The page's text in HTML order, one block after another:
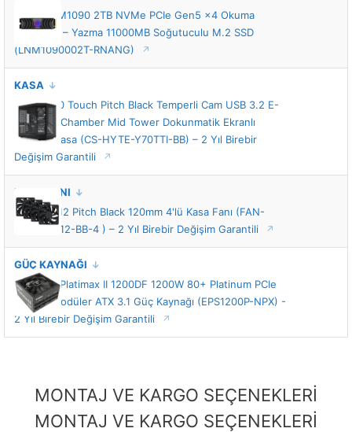
Lexar LNM1090 2TB NVMe PCIe Gen5 x4 Okuma
12000MB – Yazma 11000MB Soğutuculu M.2 SSD
(LNM1090002T-RNANG)
KASA
HYTE Y70 Touch Pitch Black Temperli Cam USB 3.2 E-
ATX Dual Chamber Mid Tower Dokunmatik Ekranlı
Gaming Kasa (CS-HYTE-Y70TTI-BB) – 2 Yıl Birebir
Değişim Garantili
KASA FANI
HYTE FA12 Pitch Black 120mm 4'lü Kasa Fanı (FAN-
HYTE-FA12-BB-4 ) – 2 Yıl Birebir Değişim Garantili
GÜÇ KAYNAĞI
Enermax Platimax II 1200DF 1200W 80+ Platinum PCIe
5.1 Full Modüler ATX 3.1 Güç Kaynağı (EPS1200P-NPX) -
2 Yıl Birebir Değişim Garantili
MONTAJ VE KARGO SEÇENEKLERİ
MONTAJ VE KARGO SEÇENEKLERİ